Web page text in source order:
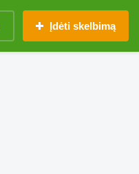
Įdėti skelbimą